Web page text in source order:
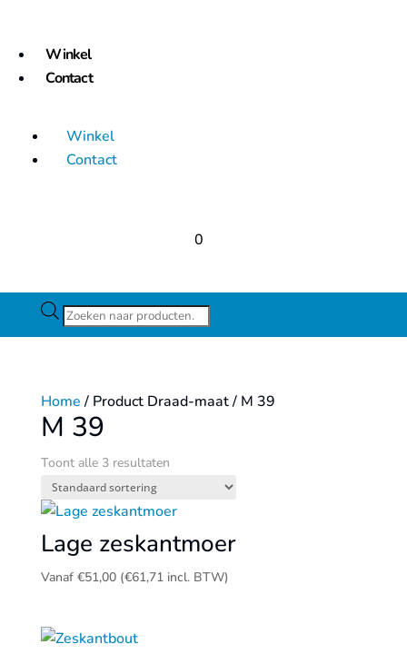
Winkel
Contact
Winkel
Contact
0
Producten
zoeken
Home/ Product Draad-maat / M 39
M 39
Toont alle 3 resultaten
Lage zeskantmoer
Vanaf €51,00 (€61,71incl. BTW)